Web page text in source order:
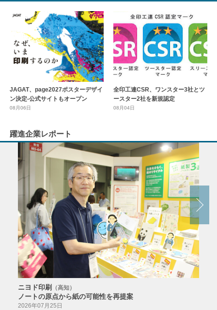
JAGAT、page2027ポスターデザイ
ン決定-公式サイトもオープン
08月06日
全印工連CSR、ワンスター3社とツ
ースター2社を新規認定
08月04日
躍進企業レポート
ニヨド印刷 （高知）
ノートの原点から紙の可能性を再提案
2026年07月25日